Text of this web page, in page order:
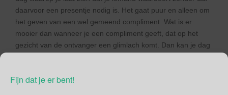
Fijn dat je er bent!
daarvoor een presentje nodig is. Het gaat puur en alleen om
het geven van een wel gemeend compliment. Wat is er
mooier dan wanneer je een compliment geeft, dat op het
gezicht van de ontvanger een glimlach komt. Dan kan je dag